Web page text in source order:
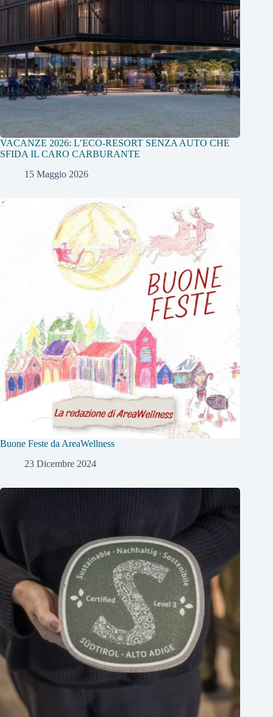
VACANZE 2026: L’ECO-RESORT SENZA AUTO CHE
SFIDA IL CARO CARBURANTE
15 Maggio 2026
Buone Feste da AreaWellness
23 Dicembre 2024